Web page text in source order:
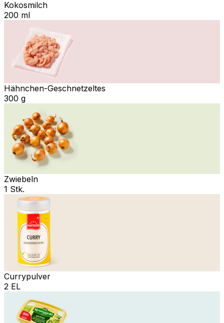
Kokosmilch
200 ml
Hähnchen-Geschnetzeltes
300 g
Zwiebeln
1 Stk.
Currypulver
2 EL